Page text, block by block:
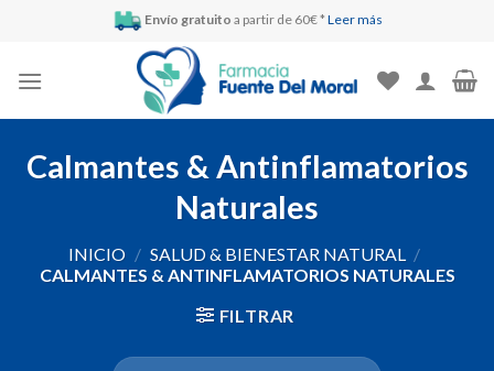
Envío gratuito a partir de 60€ * Leer más
Calmantes & Antinflamatorios
Naturales
INICIO / SALUD & BIENESTAR NATURAL /
CALMANTES & ANTINFLAMATORIOS NATURALES
FILTRAR